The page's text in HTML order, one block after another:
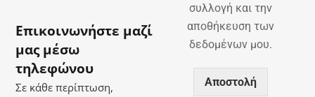
Επικοινωνήστε μαζί
μας μέσω
τηλεφώνου
Σε κάθε περίπτωση,
συλλογή και την
αποθήκευση των
δεδομένων μου.
Αποστολή